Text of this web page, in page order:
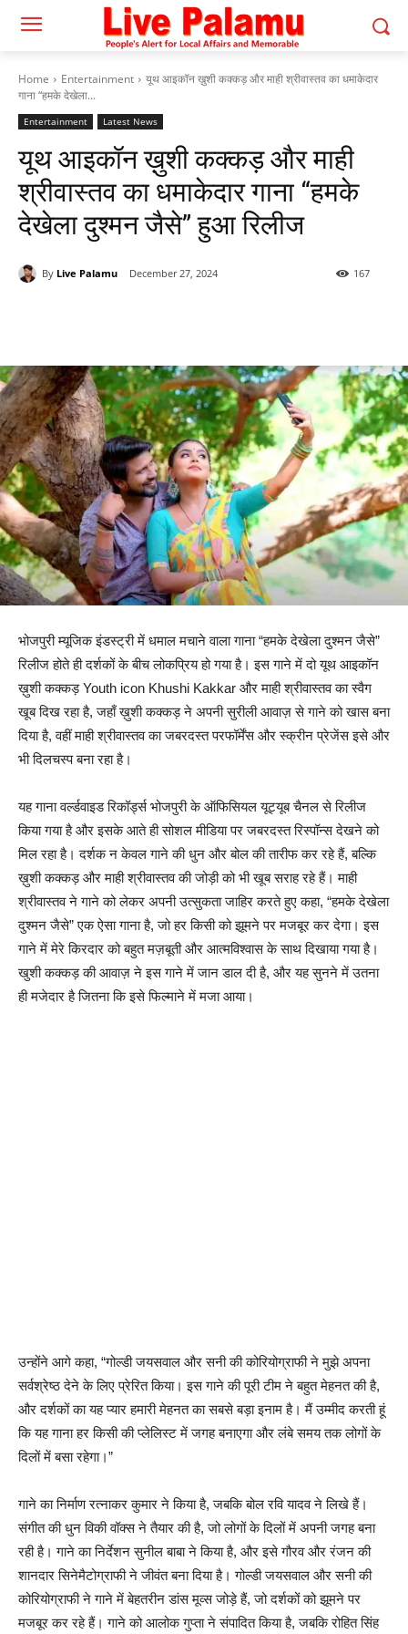
Home Entertainment
यूथ आइकॉन ख़ुशी कक्कड़ और माही श्रीवास्तव का धमाकेदार
गाना “हमके देखेला...
Entertainment Latest News
यूथ आइकॉन ख़ुशी कक्कड़ और माही
श्रीवास्तव का धमाकेदार गाना “हमके
देखेला दुश्मन जैसे” हुआ रिलीज
By Live Palamu December 27, 2024 167
भोजपुरी म्यूजिक इंडस्ट्री में धमाल मचाने वाला गाना “हमके देखेला दुश्मन जैसे”
रिलीज होते ही दर्शकों के बीच लोकप्रिय हो गया है। इस गाने में दो यूथ आइकॉन
ख़ुशी कक्कड़ Youth icon Khushi Kakkar और माही श्रीवास्तव का स्वैग
खूब दिख रहा है, जहाँ ख़ुशी कक्कड़ ने अपनी सुरीली आवाज़ से गाने को खास बना
दिया है, वहीं माही श्रीवास्तव का जबरदस्त परफॉर्मेंस और स्क्रीन प्रेजेंस इसे और
भी दिलचस्प बना रहा है।
यह गाना वर्ल्डवाइड रिकॉर्ड्स भोजपुरी के ऑफिसियल यूट्यूब चैनल से रिलीज
किया गया है और इसके आते ही सोशल मीडिया पर जबरदस्त रिस्पॉन्स देखने को
मिल रहा है। दर्शक न केवल गाने की धुन और बोल की तारीफ कर रहे हैं, बल्कि
ख़ुशी कक्कड़ और माही श्रीवास्तव की जोड़ी को भी खूब सराह रहे हैं। माही
श्रीवास्तव ने गाने को लेकर अपनी उत्सुकता जाहिर करते हुए कहा, “हमके देखेला
दुश्मन जैसे” एक ऐसा गाना है, जो हर किसी को झूमने पर मजबूर कर देगा। इस
गाने में मेरे किरदार को बहुत मज़बूती और आत्मविश्वास के साथ दिखाया गया है।
खुशी कक्कड़ की आवाज़ ने इस गाने में जान डाल दी है, और यह सुनने में उतना
ही मजेदार है जितना कि इसे फिल्माने में मजा आया।
उन्होंने आगे कहा, “गोल्डी जयसवाल और सनी की कोरियोग्राफी ने मुझे अपना
सर्वश्रेष्ठ देने के लिए प्रेरित किया। इस गाने की पूरी टीम ने बहुत मेहनत की है,
और दर्शकों का यह प्यार हमारी मेहनत का सबसे बड़ा इनाम है। मैं उम्मीद करती हूं
कि यह गाना हर किसी की प्लेलिस्ट में जगह बनाएगा और लंबे समय तक लोगों के
दिलों में बसा रहेगा।”
गाने का निर्माण रत्नाकर कुमार ने किया है, जबकि बोल रवि यादव ने लिखे हैं।
संगीत की धुन विकी वॉक्स ने तैयार की है, जो लोगों के दिलों में अपनी जगह बना
रही है। गाने का निर्देशन सुनील बाबा ने किया है, और इसे गौरव और रंजन की
शानदार सिनेमैटोग्राफी ने जीवंत बना दिया है। गोल्डी जयसवाल और सनी की
कोरियोग्राफी ने गाने में बेहतरीन डांस मूव्स जोड़े हैं, जो दर्शकों को झूमने पर
मजबूर कर रहे हैं। गाने को आलोक गुप्ता ने संपादित किया है, जबकि रोहित सिंह